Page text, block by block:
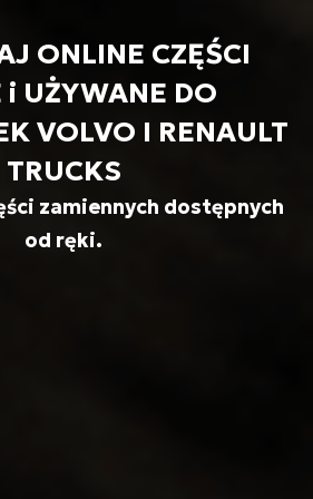
ONLINE CZĘŚCI
i UŻYWANE DO
VOLVO I RENAULT
TRUCKS
zamiennych dostępnych
od ręki.